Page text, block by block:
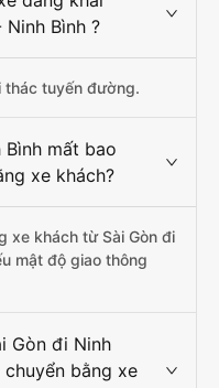
Bình ?
thác tuyến đường.
Bình mất bao
xe khách?
xe khách từ Sài Gòn đi
mật độ giao thông
Gòn đi Ninh
bằng xe